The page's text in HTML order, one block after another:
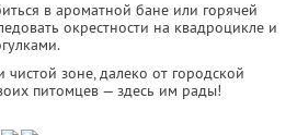
в ароматной бане или горячей
окрестности на квадроцикле и
чистой зоне, далеко от городской
питомцев — здесь им рады!